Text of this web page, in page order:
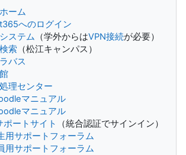
ーム
へのログイン
ステム （学外からはVPN接続が必要）
索 （松江キャンパス）
バス
理センター
マニュアル
マニュアル
ートサイト
（統合認証でサインイン）
用サポートフォーラム
用サポートフォーラム